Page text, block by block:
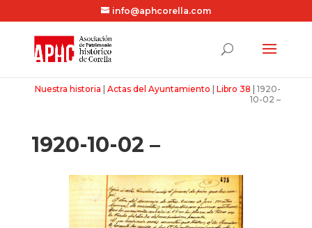
info@aphcorella.com
Nuestra historia |Actas del Ayuntamiento |Libro 38 |1920-
10-02 –
1920-10-02 –